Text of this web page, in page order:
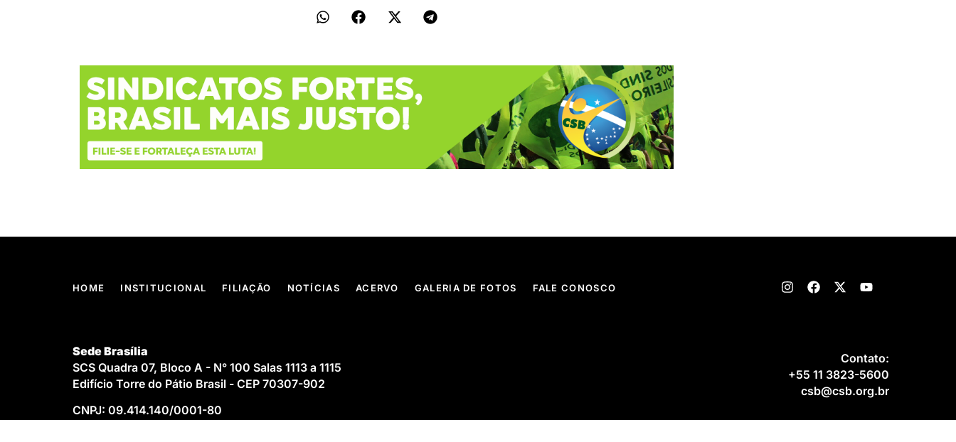
HOME INSTITUCIONAL FILIAÇÃO NOTÍCIAS ACERVO GALERIA DE FOTOS FALE CONOSCO
Sede Brasília
SCS Quadra 07, Bloco A - N° 100 Salas 1113 a 1115
Edifício Torre do Pátio Brasil - CEP 70307-902
CNPJ: 09.414.140/0001-80
Contato:
+55 11 3823-5600
csb@csb.org.br